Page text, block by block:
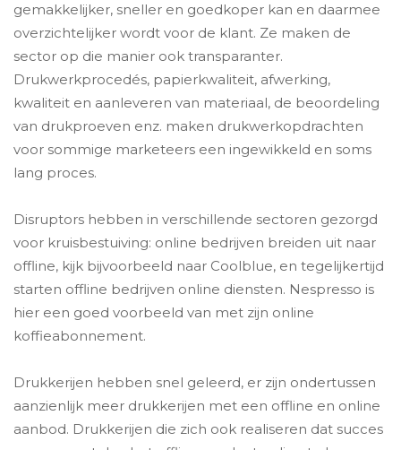
gemakkelijker, sneller en goedkoper kan en daarmee
overzichtelijker wordt voor de klant. Ze maken de
sector op die manier ook transparanter.
Drukwerkprocedés, papierkwaliteit, afwerking,
kwaliteit en aanleveren van materiaal, de beoordeling
van drukproeven enz. maken drukwerkopdrachten
voor sommige marketeers een ingewikkeld en soms
lang proces.
Disruptors hebben in verschillende sectoren gezorgd
voor kruisbestuiving: online bedrijven breiden uit naar
offline, kijk bijvoorbeeld naar Coolblue, en tegelijkertijd
starten offline bedrijven online diensten. Nespresso is
hier een goed voorbeeld van met zijn online
koffieabonnement.
Drukkerijen hebben snel geleerd, er zijn ondertussen
aanzienlijk meer drukkerijen met een offline en online
aanbod. Drukkerijen die zich ook realiseren dat succes